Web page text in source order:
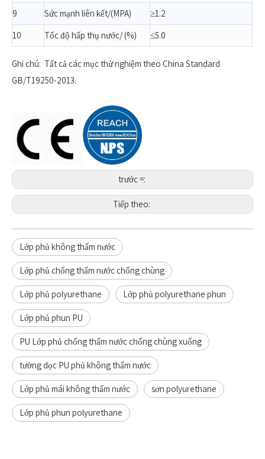
9
Sức mạnh liên kết/(MPA)
≥1.2
10
Tốc độ hấp thụ nước/ (%) ≤5.0
Ghi chú: Tất cả các mục thử nghiệm theo China Standard
GB/T19250-2013.
trước =:
Tiếp theo:
Lớp phủ không thấm nước
Lớp phủ chống thấm nước chống chùng
Lớp phủ polyurethane Lớp phủ polyurethane phun
Lớp phủ phun PU
PU Lớp phủ chống thấm nước chống chùng xuống
tường dọc PU phủ không thấm nước
Lớp phủ mái không thấm nước sơn polyurethane
Lớp phủ phun polyurethane